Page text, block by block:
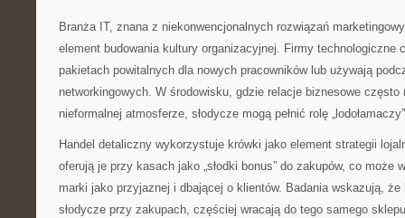
Branża IT, znana z niekonwencjonalnych rozwiązań
element budowania kultury organizacyjnej. Firmy technologiczne
pakietach powitalnych dla nowych pracowników lub używają
networkingowych. W środowisku, gdzie relacje biznesowe często
nieformalnej atmosferze, słodycze mogą pełnić rolę
Handel detaliczny wykorzystuje krówki jako element strategii
oferują je przy kasach jako „słodki bonus” do zakupów, co może
marki jako przyjaznej i dbającej o klientów. Badania wskazują,
słodycze przy zakupach, częściej wracają do tego samego